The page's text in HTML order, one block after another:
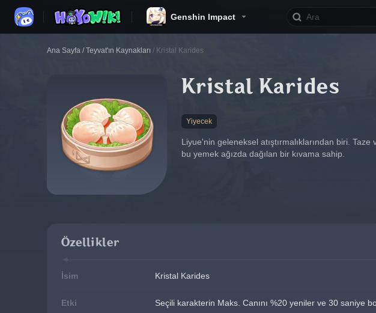
Genshin Impact
Ana Sayfa / Teyvat'ın Kaynakları / Kristal Karides
Kristal Karides
Yiyecek
Liyue'nin geleneksel atıştırmalıklarından biri.
bu yemek ağızda dağılan bir kıvama sahip.
Özellikler
İsim Kristal Karides
Etki Seçili karakterin Maks. Canını %20 yeniler ve 30 saniye